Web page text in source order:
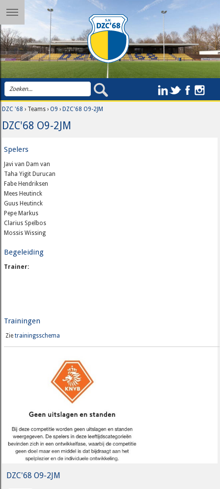
DZC '68 › Teams ›O9 ›DZC'68 O9-2JM
DZC'68 O9-2JM
Spelers
Javi van Dam van
Taha Yigit Durucan
Fabe Hendriksen
Mees Heutinck
Guus Heutinck
Pepe Markus
Clarius Spelbos
Mossis Wissing
Begeleiding
Trainer:
Trainingen
Zietrainingsschema
DZC'68 O9-2JM